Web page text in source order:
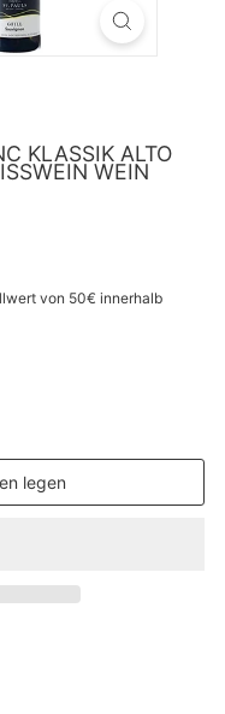
KLASSIK ALTO
WEIN T
von 50€ innerhalb
legen